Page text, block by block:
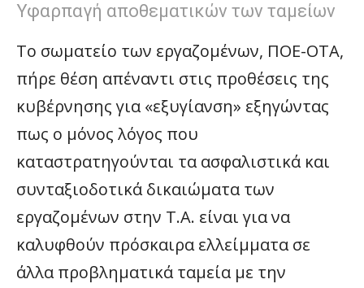
Υφαρπαγή αποθεματικών των ταμείων
Το σωματείο των εργαζομένων, ΠΟΕ-ΟΤΑ,
πήρε θέση απέναντι στις προθέσεις της
κυβέρνησης για «εξυγίανση» εξηγώντας
πως ο μόνος λόγος που
καταστρατηγούνται τα ασφαλιστικά και
συνταξιοδοτικά δικαιώματα των
εργαζομένων στην Τ.Α. είναι για να
καλυφθούν πρόσκαιρα ελλείμματα σε
άλλα προβληματικά ταμεία με την